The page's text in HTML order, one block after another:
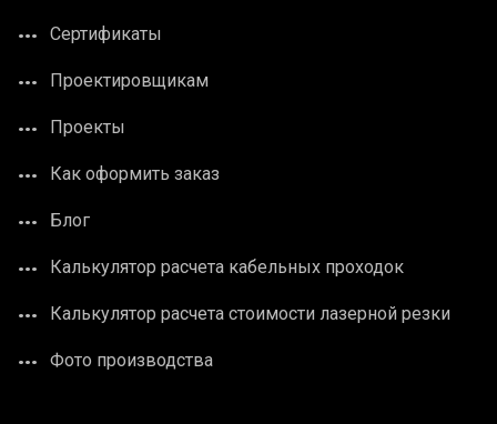
Сертификаты
Проектировщикам
Проекты
Как оформить заказ
Блог
Калькулятор расчета кабельных проходок
Калькулятор расчета стоимости лазерной резки
Фото производства